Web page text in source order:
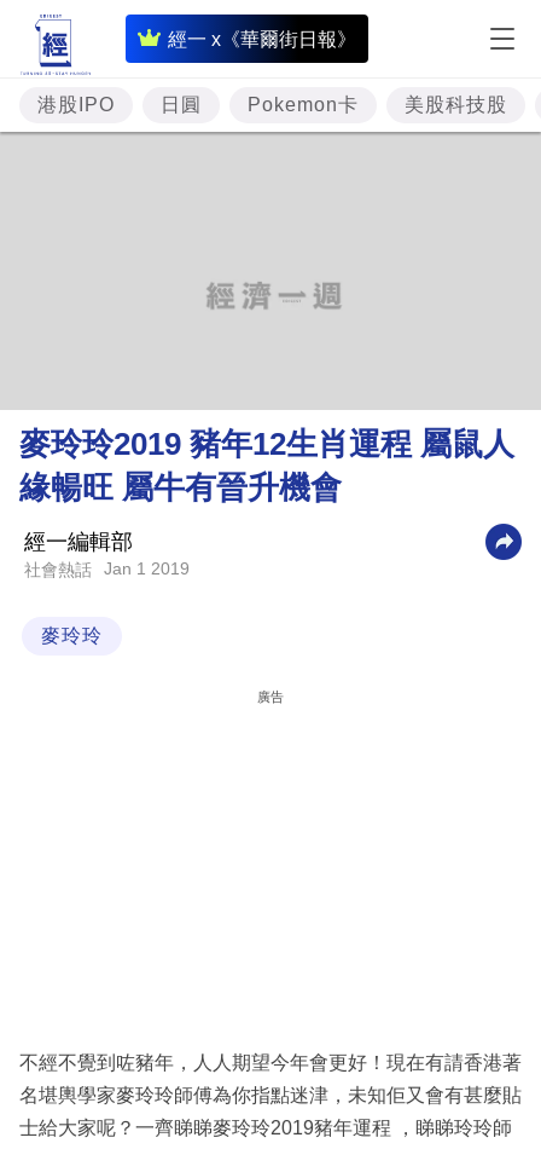
經一 x《華爾街日報》
即
時
財
經
理
財
商
科
區
港股IPO 日圓 Pokemon卡 美股科技股
麥玲玲2019 豬年12生肖運程 屬鼠人
緣暢旺 屬牛有晉升機會
經一編輯部
社會熱話 Jan 1 2019
麥玲玲
廣告
不經不覺到咗豬年，人人期望今年會更好！現在有請香港著
名堪輿學家麥玲玲師傅為你指點迷津，未知佢又會有甚麼貼
士給大家呢？一齊睇睇麥玲玲2019豬年運程 ，睇睇玲玲師